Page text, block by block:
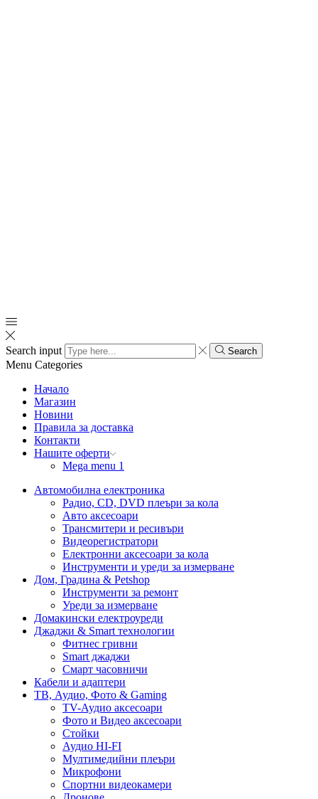
Search input Search
Menu Categories
Начало
Магазин
Новини
Правила за доставка
Контакти
Нашите оферти
Mega menu 1
Автомобилна електроника
Радио, CD, DVD плеъри за кола
Авто аксесоари
Трансмитери и ресивъри
Видеорегистратори
Електронни аксесоари за кола
Инструменти и уреди за измерване
Дом, Градина & Petshop
Инструменти за ремонт
Уреди за измерване
Домакински електроуреди
Джаджи & Smart технологии
Фитнес гривни
Smart джаджи
Смарт часовничи
Кабели и адаптери
ТВ, Аудио, Фото & Gaming
TV-Аудио аксесоари
Фото и Видео аксесоари
Стойки
Аудио HI-FI
Мултимедийни плеъри
Микрофони
Спортни видеокамери